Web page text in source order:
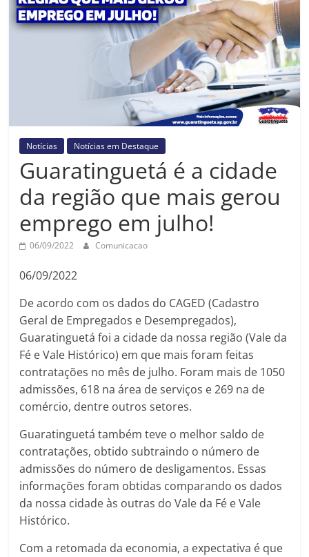
Prefeitura
Estância
Notícias Notícias em Destaque
Guaratinguetá é a cidade
da região que mais gerou
emprego em julho!
06/09/2022 Comunicacao
06/09/2022
De acordo com os dados do CAGED (Cadastro
Geral de Empregados e Desempregados),
Guaratinguetá foi a cidade da nossa região (Vale da
Fé e Vale Histórico) em que mais foram feitas
contratações no mês de julho. Foram mais de 1050
admissões, 618 na área de serviços e 269 na de
comércio, dentre outros setores.
Guaratinguetá também teve o melhor saldo de
contratações, obtido subtraindo o número de
admissões do número de desligamentos. Essas
informações foram obtidas comparando os dados
da nossa cidade às outras do Vale da Fé e Vale
Histórico.
Com a retomada da economia, a expectativa é que